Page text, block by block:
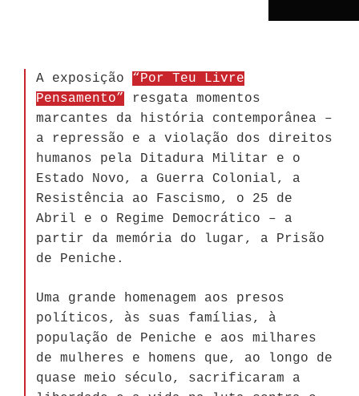
A exposição “Por Teu Livre
Pensamento”
resgata momentos
marcantes da história contemporânea –
a repressão e a violação dos direitos
humanos pela Ditadura Militar e o
Estado Novo, a Guerra Colonial, a
Resistência ao Fascismo, o 25 de
Abril e o Regime Democrático – a
partir da memória do lugar, a Prisão
de Peniche.
Uma grande homenagem aos presos
políticos, às suas famílias, à
população de Peniche e aos milhares
de mulheres e homens que, ao longo de
quase meio século, sacrificaram a